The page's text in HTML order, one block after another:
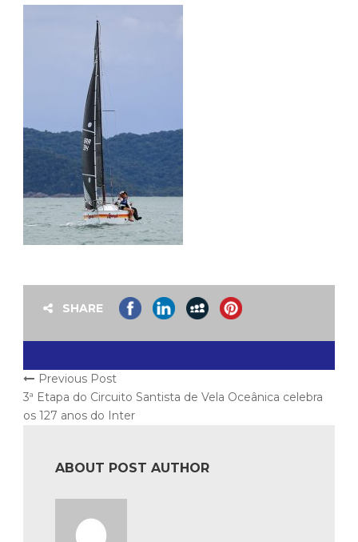
SHARE
Previous Post
3ª Etapa do Circuito Santista de Vela Oceânica celebra
os 127 anos do Inter
ABOUT POST AUTHOR